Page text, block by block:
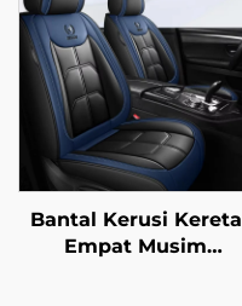
Panas Elektrostatik
Tirai Tingkap untuk
Penebatan Haba dan
Penapisan UV
Bantal Kerusi Kereta
Empat Musim